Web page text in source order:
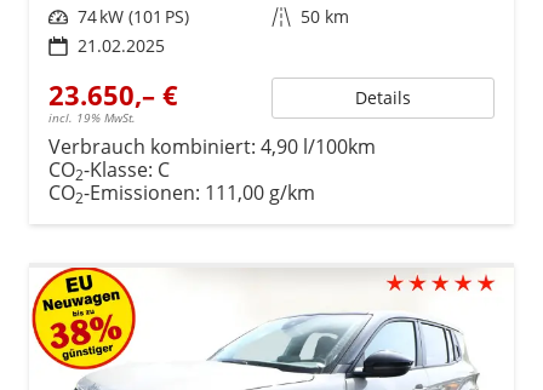
Leistung 74 kW (101 PS) Kilometerstand 50 km
21.02.2025
23.650,– €
incl. 19% MwSt.
Details
Verbrauch kombiniert: 4,90 l/100km
CO2-Klasse: C
CO2-Emissionen: 111,00 g/km